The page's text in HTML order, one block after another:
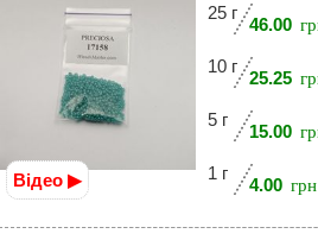
Відео ▶
25 г
46.00
10 г
25.25
5 г
15.00
1 г
4.00